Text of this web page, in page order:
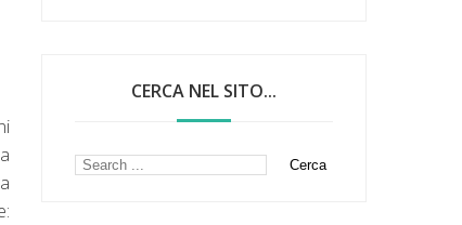
CERCA NEL SITO...